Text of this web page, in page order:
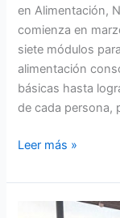
en Alimentación,
comienza en
siete módulos
alimentación
básicas hasta
de cada persona,
Leer más »